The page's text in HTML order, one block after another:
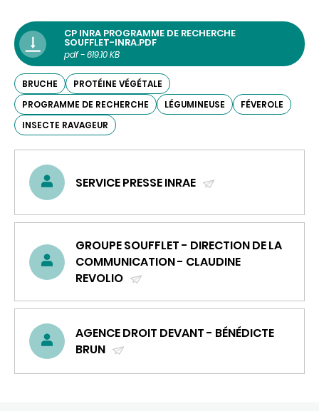
CP INRA PROGRAMME DE RECHERCHE
SOUFFLET-INRA.PDF
pdf - 619.10 KB
BRUCHE
PROTÉINE VÉGÉTALE
PROGRAMME DE RECHERCHE
LÉGUMINEUSE
FÉVEROLE
INSECTE RAVAGEUR
SERVICE PRESSE INRAE
UN
GROUPE SOUFFLET - DIRECTION DE LA
COMMUNICATION - CLAUDINE
REVOLIO
UN
COURRIEL)
AGENCE DROIT DEVANT - BÉNÉDICTE
BRUN